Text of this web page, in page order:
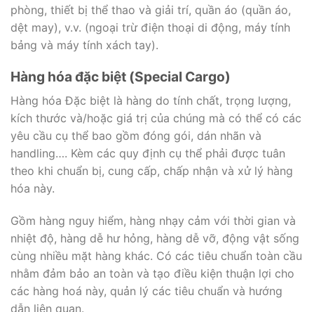
phòng, thiết bị thể thao và giải trí, quần áo (quần áo,
dệt may), v.v. (ngoại trừ điện thoại di động, máy tính
bảng và máy tính xách tay).
Hàng hóa đặc biệt (Special Cargo)
Hàng hóa Đặc biệt là hàng do tính chất, trọng lượng,
kích thước và/hoặc giá trị của chúng mà có thể có các
yêu cầu cụ thể bao gồm đóng gói, dán nhãn và
handling…. Kèm các quy định cụ thể phải được tuân
theo khi chuẩn bị, cung cấp, chấp nhận và xử lý hàng
hóa này.
Gồm hàng nguy hiểm, hàng nhạy cảm với thời gian và
nhiệt độ, hàng dễ hư hỏng, hàng dễ vỡ, động vật sống
cùng nhiều mặt hàng khác. Có các tiêu chuẩn toàn cầu
nhằm đảm bảo an toàn và tạo điều kiện thuận lợi cho
các hàng hoá này, quản lý các tiêu chuẩn và hướng
dẫn liên quan.